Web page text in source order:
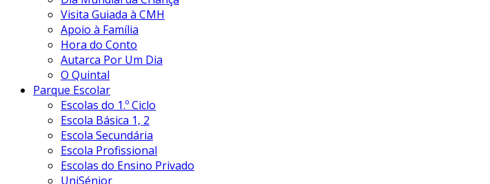
Visita Guiada à CMH
Apoio à Família
Hora do Conto
Autarca Por Um Dia
O Quintal
Parque Escolar
Escolas do 1.º Ciclo
Escola Básica 1, 2
Escola Secundária
Escola Profissional
Escolas do Ensino Privado
UniSénior